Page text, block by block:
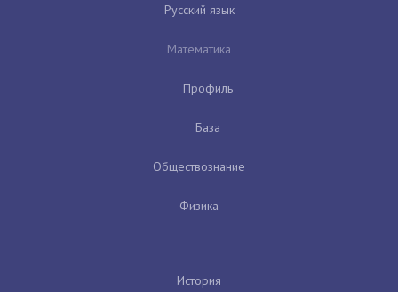
Русский язык
Математика
Профиль
База
Обществознание
Физика
История